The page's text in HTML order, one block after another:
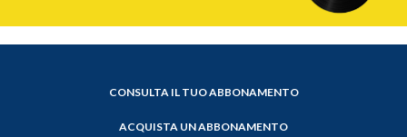
CONSULTA IL TUO ABBONAMENTO
ACQUISTA UN ABBONAMENTO